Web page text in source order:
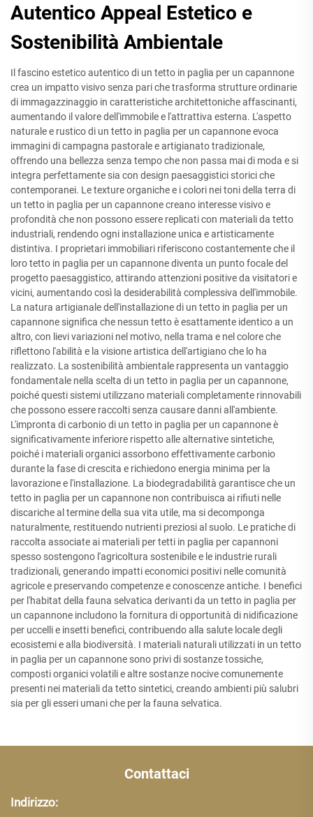
Autentico Appeal Estetico e
Sostenibilità Ambientale
Il fascino estetico autentico di un tetto in paglia per un capannone
crea un impatto visivo senza pari che trasforma strutture ordinarie
di immagazzinaggio in caratteristiche architettoniche affascinanti,
aumentando il valore dell'immobile e l'attrattiva esterna. L'aspetto
naturale e rustico di un tetto in paglia per un capannone evoca
immagini di campagna pastorale e artigianato tradizionale,
offrendo una bellezza senza tempo che non passa mai di moda e si
integra perfettamente sia con design paesaggistici storici che
contemporanei. Le texture organiche e i colori nei toni della terra di
un tetto in paglia per un capannone creano interesse visivo e
profondità che non possono essere replicati con materiali da tetto
industriali, rendendo ogni installazione unica e artisticamente
distintiva. I proprietari immobiliari riferiscono costantemente che il
loro tetto in paglia per un capannone diventa un punto focale del
progetto paesaggistico, attirando attenzioni positive da visitatori e
vicini, aumentando così la desiderabilità complessiva dell'immobile.
La natura artigianale dell'installazione di un tetto in paglia per un
capannone significa che nessun tetto è esattamente identico a un
altro, con lievi variazioni nel motivo, nella trama e nel colore che
riflettono l'abilità e la visione artistica dell'artigiano che lo ha
realizzato. La sostenibilità ambientale rappresenta un vantaggio
fondamentale nella scelta di un tetto in paglia per un capannone,
poiché questi sistemi utilizzano materiali completamente rinnovabili
che possono essere raccolti senza causare danni all'ambiente.
L'impronta di carbonio di un tetto in paglia per un capannone è
significativamente inferiore rispetto alle alternative sintetiche,
poiché i materiali organici assorbono effettivamente carbonio
durante la fase di crescita e richiedono energia minima per la
lavorazione e l'installazione. La biodegradabilità garantisce che un
tetto in paglia per un capannone non contribuisca ai rifiuti nelle
discariche al termine della sua vita utile, ma si decomponga
naturalmente, restituendo nutrienti preziosi al suolo. Le pratiche di
raccolta associate ai materiali per tetti in paglia per capannoni
spesso sostengono l'agricoltura sostenibile e le industrie rurali
tradizionali, generando impatti economici positivi nelle comunità
agricole e preservando competenze e conoscenze antiche. I benefici
per l'habitat della fauna selvatica derivanti da un tetto in paglia per
un capannone includono la fornitura di opportunità di nidificazione
per uccelli e insetti benefici, contribuendo alla salute locale degli
ecosistemi e alla biodiversità. I materiali naturali utilizzati in un tetto
in paglia per un capannone sono privi di sostanze tossiche,
composti organici volatili e altre sostanze nocive comunemente
presenti nei materiali da tetto sintetici, creando ambienti più salubri
sia per gli esseri umani che per la fauna selvatica.
Contattaci
Indirizzo: